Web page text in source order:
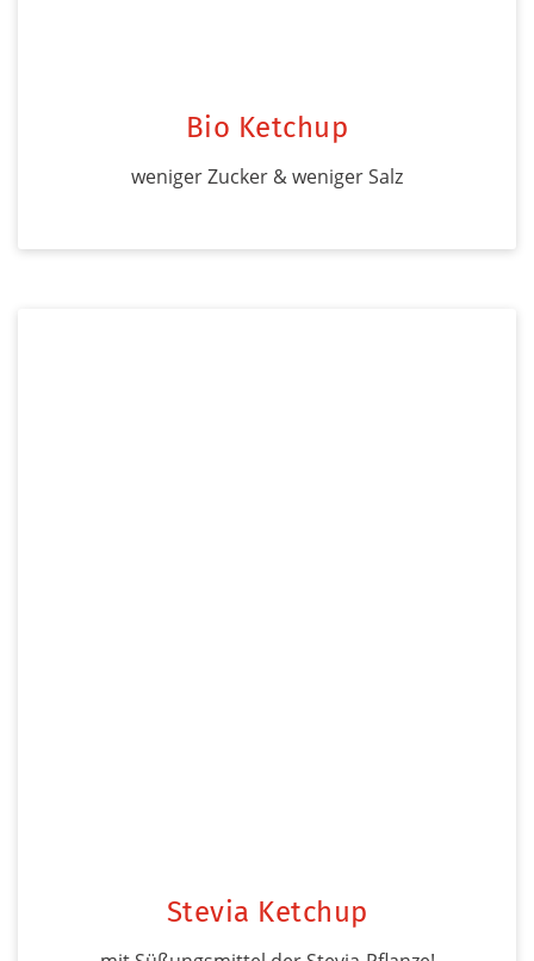
Bio Ketchup
weniger Zucker & weniger Salz
Stevia Ketchup